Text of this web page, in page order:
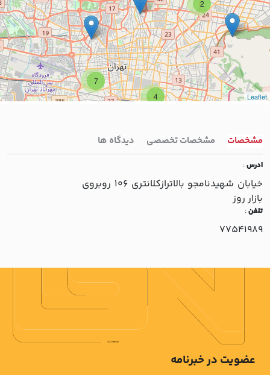
7
2
4 Leaflet
مشخصات مشخصات تخصصی دیدگاه ها
ادرس:
خيابان شهيدنامجو بالاترازکلانتري 106 روبروي
بازار روز
تلفن:
77541989
عضویت در خبرنامه